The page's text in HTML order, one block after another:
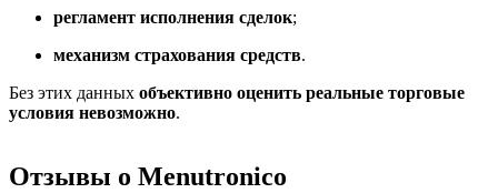
регламент исполнения сделок;
механизм страхования средств.
Без этих данных объективно оценить реальные торговые
условия невозможно.
Отзывы о Menutronico